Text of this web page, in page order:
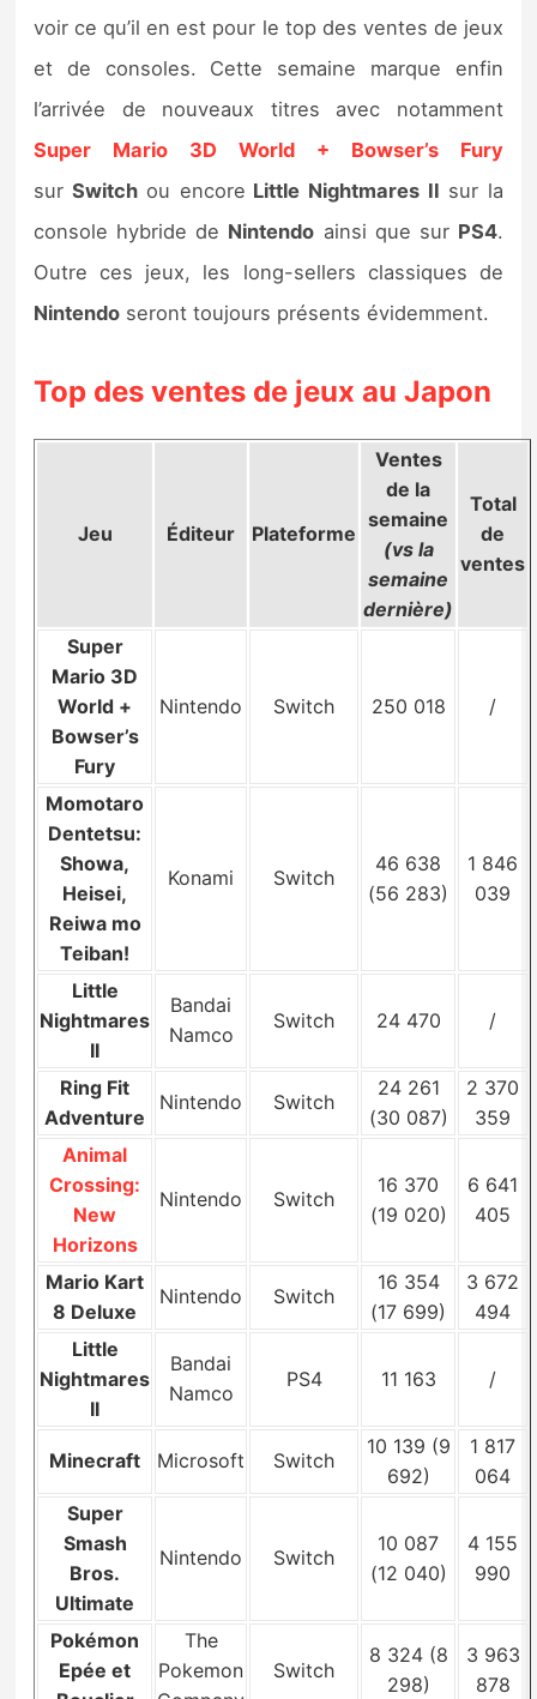
Autres tests
Previews
Précommandes
Précommandes jeux Switch 2
Sorties de jeux
Guides
voir ce qu’il en est pour le top des ventes de jeux
et de consoles. Cette semaine marque enfin
l’arrivée de nouveaux titres avec notamment
Super Mario 3D World + Bowser’s Fury
sur Switchou encore Little Nightmares II sur la
console hybride de Nintendo ainsi que sur PS4.
Outre ces jeux, les long-sellers classiques de
Nintendo seront toujours présents évidemment.
Top des ventes de jeux au Japon
Jeu Éditeur Plateforme
Ventes
de la
semaine
(vs la
semaine
dernière)
Total
de
ventes
Super
Mario 3D
World +
Bowser’s
Fury
Nintendo Switch 250 018 /
Momotaro
Dentetsu:
Showa,
Heisei,
Reiwa mo
Teiban!
Konami Switch
46 638
(56 283)
1 846
039
Little
Nightmares
II
Bandai
Namco
Switch 24 470 /
Ring Fit
Adventure
Nintendo Switch
24 261
(30 087)
2 370
359
Animal
Crossing:
New
Horizons
Nintendo Switch
16 370
(19 020)
6 641
405
Mario Kart
8 Deluxe
Nintendo Switch
16 354
(17 699)
3 672
494
Little
Nightmares
II
Bandai
Namco
PS4 11 163 /
Minecraft Microsoft Switch
10 139 (9
692)
1 817
064
Super
Smash
Bros.
Ultimate
Nintendo Switch
10 087
(12 040)
4 155
990
Pokémon
Epée et
The
Pokemon
Switch
8 324 (8
298)
3 963
878